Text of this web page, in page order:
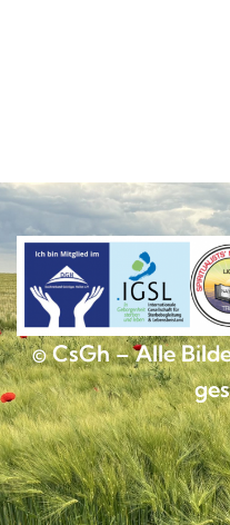
© CsGh – Alle